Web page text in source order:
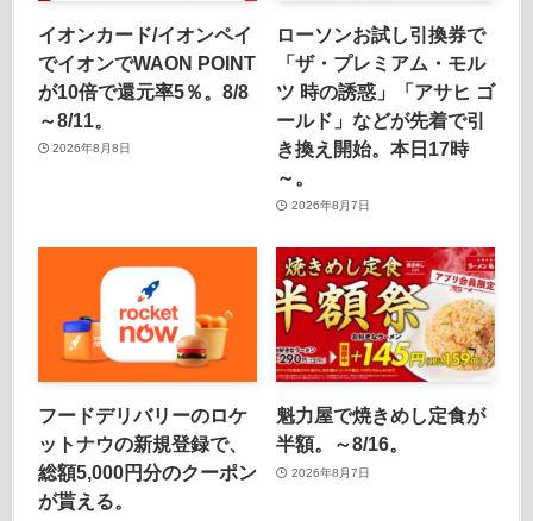
イオンカード/イオンペイ
でイオンでWAON POINT
が10倍で還元率5％。8/8
～8/11。
2026年8月8日
ローソンお試し引換券で
「ザ・プレミアム・モル
ツ 時の誘惑」「アサヒ ゴ
ールド」などが先着で引
き換え開始。本日17時
～。
2026年8月7日
フードデリバリーのロケ
ットナウの新規登録で、
総額5,000円分のクーポン
が貰える。
魁力屋で焼きめし定食が
半額。～8/16。
2026年8月7日